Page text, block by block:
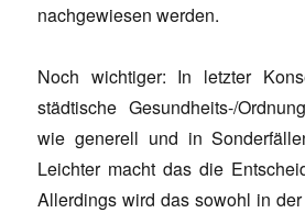
nachgewiesen werden.
Noch wichtiger: In letzter
städtische Gesundheits-/
wie generell und in
Leichter macht das die
Allerdings wird das sowohl in